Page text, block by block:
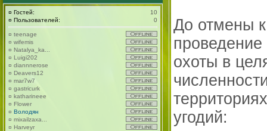
¤ Гостей:
10
¤ Пользователей: 0
¤ teenage
¤ wifemis
¤ Natalya_ka...
¤ Luigi202
¤ diannnerose
¤ Deavers12
¤ mar7w7
¤ gastricurk
¤ katharineee
¤ Flower
¤ Володян
¤ mixailzaxa...
¤ Harveyr
До отмены
охоты в
угодий: